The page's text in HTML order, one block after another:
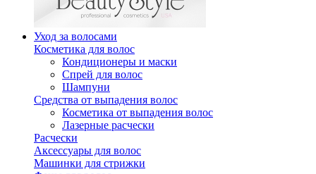
Уход за волосами
Косметика для волос
Кондиционеры и маски
Спрей для волос
Шампуни
Средства от выпадения волос
Косметика от выпадения волос
Лазерные расчески
Расчески
Аксессуары для волос
Машинки для стрижки